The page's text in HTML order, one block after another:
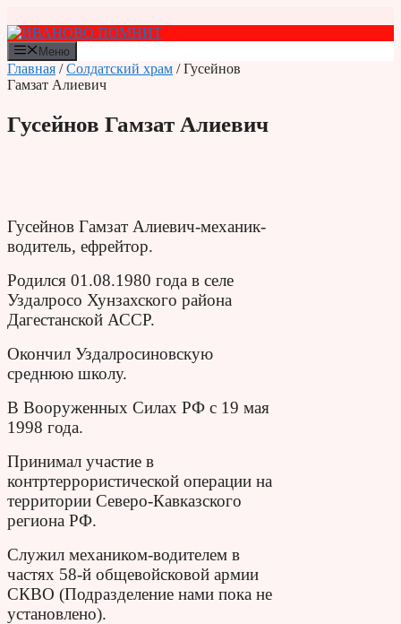
к
содержимому
Меню
Главная /Солдатский храм / Гусейнов
Гамзат Алиевич
Гусейнов Гамзат Алиевич
Гусейнов Гамзат Алиевич-механик-
водитель, ефрейтор.
Родился 01.08.1980 года в селе
Уздалросо Хунзахского района
Дагестанской АССР.
Окончил Уздалросиновскую
среднюю школу.
В Вооруженных Силах РФ с 19 мая
1998 года.
Принимал участие в
контртеррористической операции на
территории Северо-Кавказского
региона РФ.
Служил механиком-водителем в
частях 58-й общевойсковой армии
СКВО (Подразделение нами пока не
установлено).